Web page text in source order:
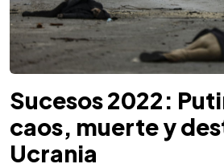
Sucesos 2022:
caos, muerte y
Ucrania